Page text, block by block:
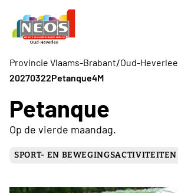
Provincie Vlaams-Brabant/Oud-Heverlee
20270322Petanque4M
Petanque
Op de vierde maandag.
SPORT- EN BEWEGINGSACTIVITEITEN